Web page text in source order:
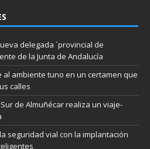
delegada `provincial de
de la Junta de Andalucía
al ambiente tuno en un certamen que
calles
de Almuñécar realiza un viaje-
seguridad vial con la implantación